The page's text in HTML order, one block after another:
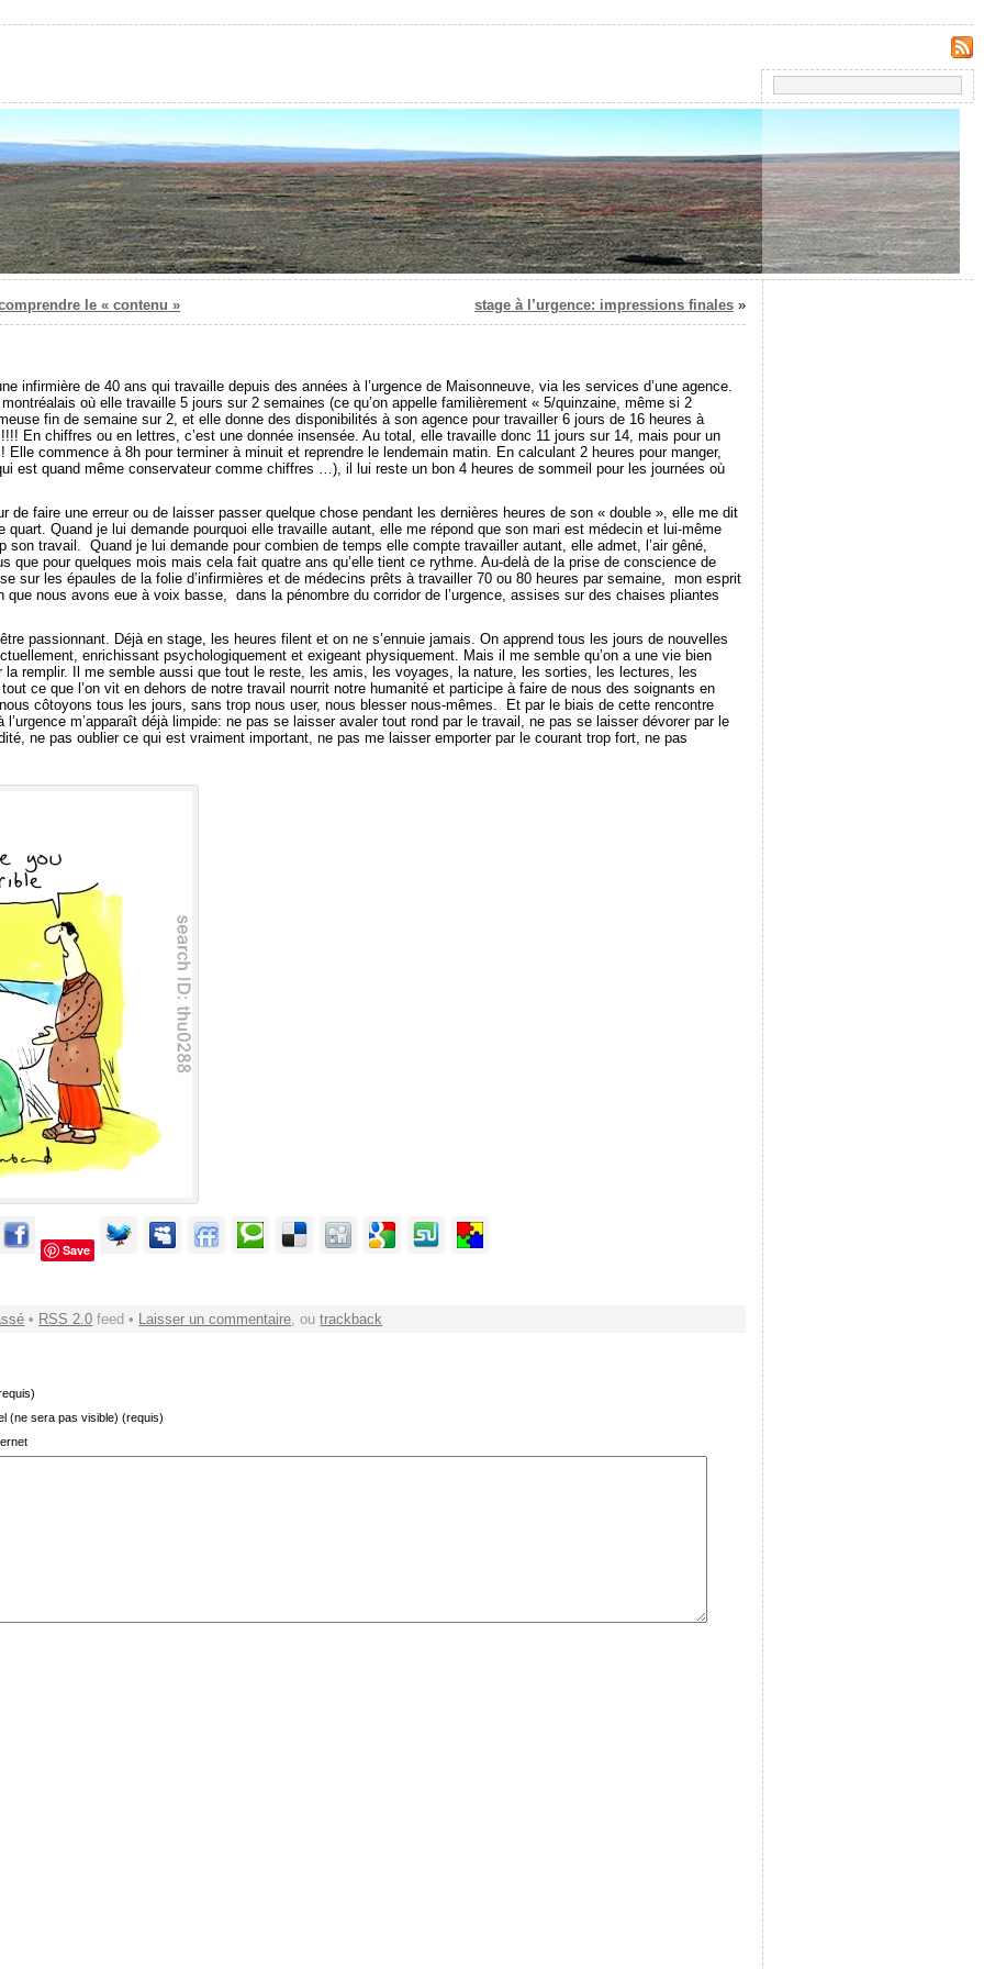
le « contenu » stage à l’urgence: impressions finales»
infirmière de 40 ans qui travaille depuis des années à l’urgence de Maisonneuve, via les services d’une agence.
où elle travaille 5 jours sur 2 semaines (ce qu’on appelle familièrement « 5/quinzaine, même si 2
fin de semaine sur 2, et elle donne des disponibilités à son agence pour travailler 6 jours de 16 heures à
En chiffres ou en lettres, c’est une donnée insensée. Au total, elle travaille donc 11 jours sur 14, mais pour un
commence à 8h pour terminer à minuit et reprendre le lendemain matin. En calculant 2 heures pour manger,
est quand même conservateur comme chiffres …), il lui reste un bon 4 heures de sommeil pour les journées où
de faire une erreur ou de laisser passer quelque chose pendant les dernières heures de son « double », elle me dit
quart. Quand je lui demande pourquoi elle travaille autant, elle me répond que son mari est médecin et lui-même
son travail. Quand je lui demande pour combien de temps elle compte travailler autant, elle admet, l’air gêné,
que pour quelques mois mais cela fait quatre ans qu’elle tient ce rythme. Au-delà de la prise de conscience de
sur les épaules de la folie d’infirmières et de médecins prêts à travailler 70 ou 80 heures par semaine, mon esprit
nous avons eue à voix basse, dans la pénombre du corridor de l’urgence, assises sur des chaises pliantes
passionnant. Déjà en stage, les heures filent et on ne s’ennuie jamais. On apprend tous les jours de nouvelles
enrichissant psychologiquement et exigeant physiquement. Mais il me semble qu’on a une vie bien
la remplir. Il me semble aussi que tout le reste, les amis, les voyages, la nature, les sorties, les lectures, les
ce que l’on vit en dehors de notre travail nourrit notre humanité et participe à faire de nous des soignants en
côtoyons tous les jours, sans trop nous user, nous blesser nous-mêmes. Et par le biais de cette rencontre
m’apparaît déjà limpide: ne pas se laisser avaler tout rond par le travail, ne pas se laisser dévorer par le
ne pas oublier ce qui est vraiment important, ne pas me laisser emporter par le courant trop fort, ne pas
Save
• RSS 2.0 feed • Laisser un commentaire, outrackback
(ne sera pas visible) (requis)